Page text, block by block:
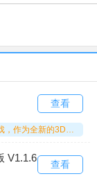
超级实况3D是一款超有趣的多人竞技游戏，作为全新的3D作品，它能让足球迷体验到沉浸式的深度沉浸感。比如，你可以收集并操控那些只能在电视上看到的超级球星，然后带他们征战世界赛场；每个重要赛季，还会有更多魅力十足的足球宝贝为你加油助威，真的特别好玩，感兴趣的朋友们快来试试吧！
查看
V1.1.6
查看